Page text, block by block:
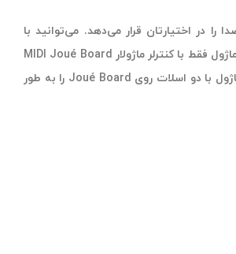
در اختیارتان قرار می‌دهد. می‌توانید با
کلیدهای مثبت و منفی نیز بین اوکتاوها جابه جا شوید. این ماژول فقط با کنترلر ماژولار MIDI Joué Board
کار می‌کند و به تنهایی نمی‌توانید از آن استفاده کنید. این ماژول با دو اسلات روی Joué Board را به طور